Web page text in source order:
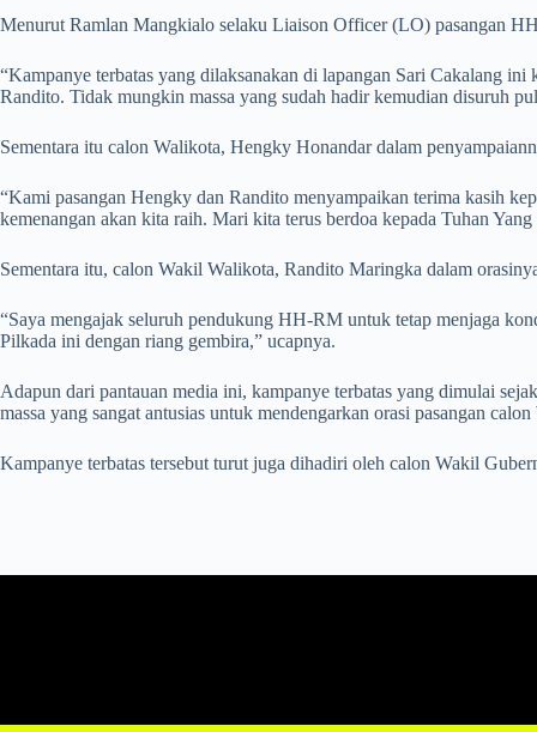
Menurut Ramlan Mangkialo selaku Liaison Officer (LO) pasangan
“Kampanye terbatas yang dilaksanakan di lapangan Sari Cakalang
Randito. Tidak mungkin massa yang sudah hadir kemudian disuruh
Sementara itu calon Walikota, Hengky Honandar dalam
“Kami pasangan Hengky dan Randito menyampaikan terima kasih
kemenangan akan kita raih. Mari kita terus berdoa kepada Tuhan
Sementara itu, calon Wakil Walikota, Randito Maringka dalam
“Saya mengajak seluruh pendukung HH-RM untuk tetap menjaga
Pilkada ini dengan riang gembira,” ucapnya.
Adapun dari pantauan media ini, kampanye terbatas yang dimulai
massa yang sangat antusias untuk mendengarkan orasi pasangan
Kampanye terbatas tersebut turut juga dihadiri oleh calon Wakil